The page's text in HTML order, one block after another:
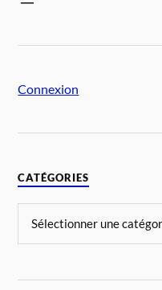
Connexion
CATÉGORIES